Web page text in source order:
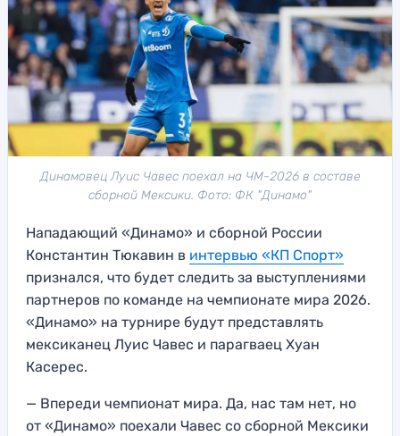
Динамовец Луис Чавес поехал на ЧМ-2026 в составе
сборной Мексики. Фото: ФК "Динамо"
Нападающий «Динамо» и сборной России
Константин Тюкавин в интервью «КП Спорт»
признался, что будет следить за выступлениями
партнеров по команде на чемпионате мира 2026.
«Динамо» на турнире будут представлять
мексиканец Луис Чавес и парагваец Хуан
Касерес.
— Впереди чемпионат мира. Да, нас там нет, но
от «Динамо» поехали Чавес со сборной Мексики